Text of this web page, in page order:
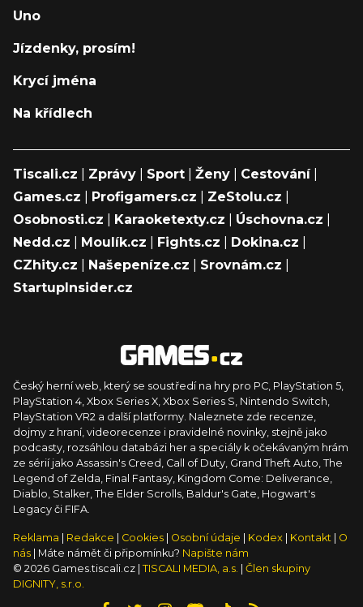
Uno
Jízdenky, prosím!
Krycí jména
Na křídlech
Tiscali.cz Zprávy Sport Ženy Cestování|
Games.cz
Profigamers.cz ZeStolu.cz
Osobnosti.cz
Karaoketexty.cz Úschovna.cz
Nedd.cz
Moulík.cz Fights.cz Dokina.cz
CZhity.cz
Našepeníze.cz Srovnám.cz
StartupInsider.cz
Český herní web, který se soustředí na hry pro PC, PlayStation 5,
PlayStation 4, Xbox Series X, Xbox Series S, Nintendo Switch,
PlayStation VR2 a další platformy. Naleznete zde recenze,
dojmy z hraní, videorecenze i pravidelné novinky, stejně jako
podcasty, rozsáhlou databázi her a speciály k očekávaným hrám
ze sérií jako Assassin's Creed, Call of Duty, Grand Theft Auto, The
Legend of Zelda, Final Fantasy, Kingdom Come: Deliverance,
Diablo, Stalker, The Elder Scrolls, Baldur's Gate, Hogwart's
Legacy či FIFA.
Reklama Redakce Cookies Osobní údaje Kodex Kontakt
O
nás
| Máte námět či připomínku? Napište nám
© 2026 Games.tiscali.cz | TISCALI MEDIA, a.s.
Člen skupiny
DIGNITY, s.r.o.